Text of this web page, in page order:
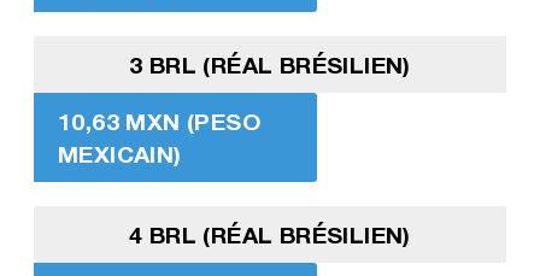
3 BRL (RÉAL BRÉSILIEN)
10,63 MXN (PESO
MEXICAIN)
4 BRL (RÉAL BRÉSILIEN)